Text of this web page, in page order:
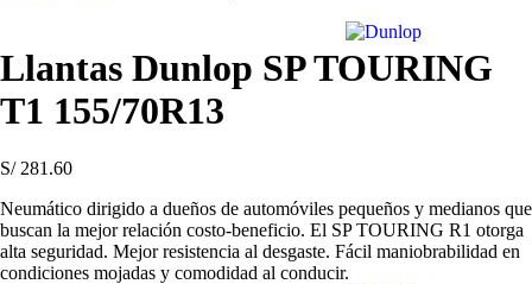
Llantas Dunlop SP TOURING
T1 155/70R13
S/281.60
Neumático dirigido a dueños de automóviles pequeños y medianos que
buscan la mejor relación costo-beneficio. El SP TOURING R1 otorga
alta seguridad. Mejor resistencia al desgaste. Fácil maniobrabilidad en
condiciones mojadas y comodidad al conducir.